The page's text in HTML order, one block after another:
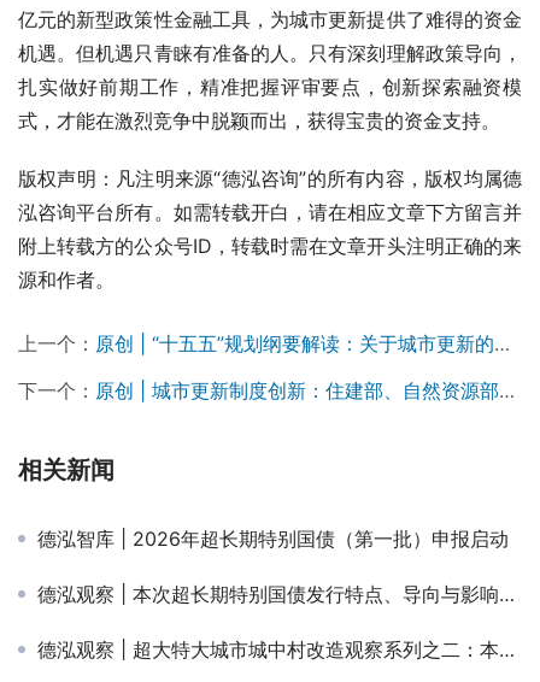
亿元的新型政策性金融工具，为城市更新提供了难得的资金
机遇。但机遇只青睐有准备的人。只有深刻理解政策导向，
扎实做好前期工作，精准把握评审要点，创新探索融资模
式，才能在激烈竞争中脱颖而出，获得宝贵的资金支持。
版权声明：凡注明来源“德泓咨询”的所有内容，版权均属德
泓咨询平台所有。如需转载开白，请在相应文章下方留言并
附上转载方的公众号ID，转载时需在文章开头注明正确的来
源和作者。
上一个： 原创 | “十五五”规划纲要解读：关于城市更新的核心要点一览
下一个： 原创 | 城市更新制度创新：住建部、自然资源部《完善城市更新工程项目建设实施管理机制可复制经验做法清单》深度解读
相关新闻
德泓智库 | 2026年超长期特别国债（第一批）申报启动
德泓观察 | 本次超长期特别国债发行特点、导向与影响分析
德泓观察 | 超大特大城市城中村改造观察系列之二：本轮城改“货币化安置”是否还会是熟悉的配方